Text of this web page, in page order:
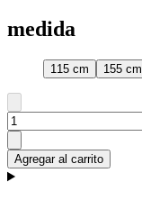
medida
115 cm 155 cm
Agregar al carrito